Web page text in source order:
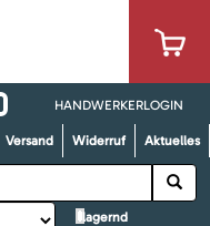
HANDWERKERLOGIN
Versand Widerruf Aktuelles
lagernd